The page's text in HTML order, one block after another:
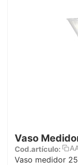
Vaso
Cod.artículo:
Vaso medidor